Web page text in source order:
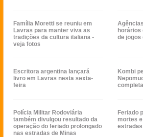
Família Moretti se reuniu em
Lavras para manter viva as
tradições da cultura italiana -
veja fotos
horários
de jogos
Escritora argentina lançará
livro em Lavras nesta sexta-
feira
Kombi
Polícia Militar Rodoviária
também divulgou resultado da
operação do feriado prolongado
nas estradas de Minas
Feriado
mortes